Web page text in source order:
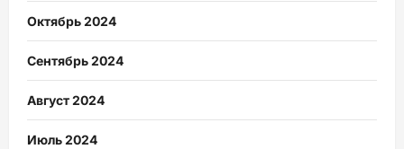
Октябрь 2024
Сентябрь 2024
Август 2024
Июль 2024